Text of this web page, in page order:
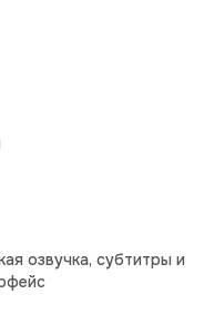
озвучка, субтитры и